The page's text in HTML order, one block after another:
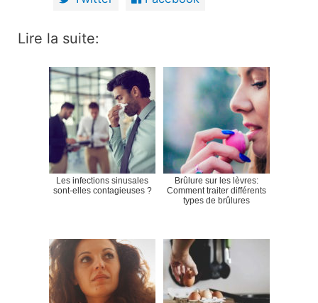
Lire la suite:
Les infections sinusales
sont-elles contagieuses ?
Brûlure sur les lèvres:
Comment traiter différents
types de brûlures